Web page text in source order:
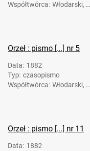
Współtwórca: Włodarski, K
y. Druk.
Orzeł : pismo [...] nr 5
Data: 1882
Typ: czasopismo
Współtwórca: Włodarski, K
y. Druk.
Orzeł : pismo [...] nr 11
Data: 1882